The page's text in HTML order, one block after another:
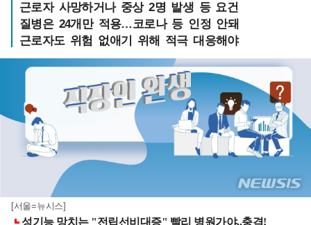
근로자 사망하거나 중상 2명 발생 등 요건
질병은 24개만 적용…코로나 등 인정 안돼
근로자도 위험 없애기 위해 적극 대응해야
[서울=뉴시스]